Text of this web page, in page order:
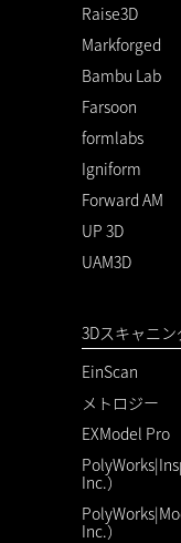
Raise3D
Markforged
Bambu Lab
Farsoon
formlabs
Igniform
Forward AM
UP 3D
UAM3D
3Dスキャニ
EinScan
メトロジー
EXModel Pro
Inc.）
Inc.）